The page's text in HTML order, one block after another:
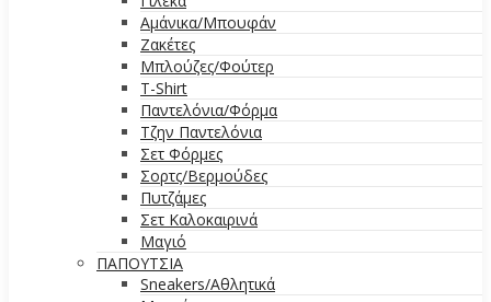
Αμάνικα/Μπουφάν
Ζακέτες
Μπλούζες/Φούτερ
T-Shirt
Παντελόνια/Φόρμα
Τζην Παντελόνια
Σετ Φόρμες
Σορτς/Βερμούδες
Πυτζάμες
Σετ Καλοκαιρινά
Μαγιό
ΠΑΠΟΥΤΣΙΑ
Sneakers/Aθλητικά